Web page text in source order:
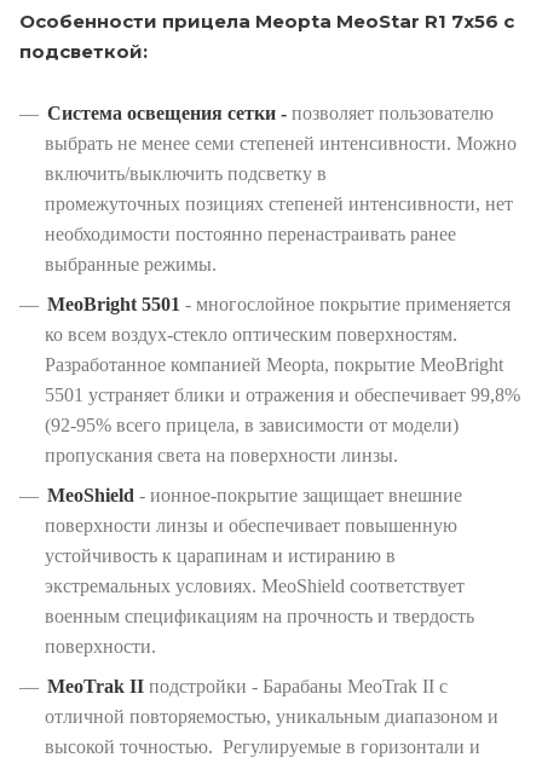
Особенности прицела Meopta MeoStar R1 7x56 с
подсветкой:
Система освещения сетки - позволяет пользователю
выбрать не менее семи степеней интенсивности. Можно
включить/выключить подсветку в
промежуточных позициях степеней интенсивности, нет
необходимости постоянно перенастраивать ранее
выбранные режимы.
MeoBright 5501 - многослойное покрытие применяется
ко всем воздух-стекло оптическим поверхностям.
Разработанное компанией Meopta, покрытие MeoBright
5501 устраняет блики и отражения и обеспечивает 99,8%
(92-95% всего прицела, в зависимости от модели)
пропускания света на поверхности линзы.
MeoShield - ионное-покрытие защищает внешние
поверхности линзы и обеспечивает повышенную
устойчивость к царапинам и истиранию в
экстремальных условиях. MeoShield соответствует
военным спецификациям на прочность и твердость
поверхности.
MeoTrak II подстройки - Барабаны MeoTrak II с
отличной повторяемостью, уникальным диапазоном и
высокой точностью. Регулируемые в горизонтали и